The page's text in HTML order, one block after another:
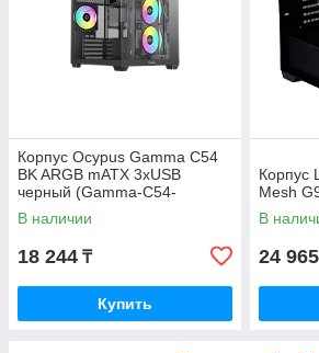
Корпус Ocypus Gamma C54
BK ARGB mATX 3xUSB
черный (Gamma-C54-
BKD300XX-GL)
В наличии
18 244 ₸
Купить
Корпус
Mesh
В
24 965